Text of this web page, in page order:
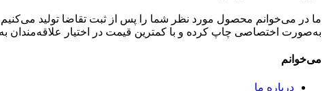
ما در می‌خوانم محصول مورد نظر شما را پس از ثبت تقاضا تولید
به‌صورت اختصاصی چاپ کرده و با کمترین قیمت در اختیار علاقه‌مندان
می‌خوانم
درباره ما